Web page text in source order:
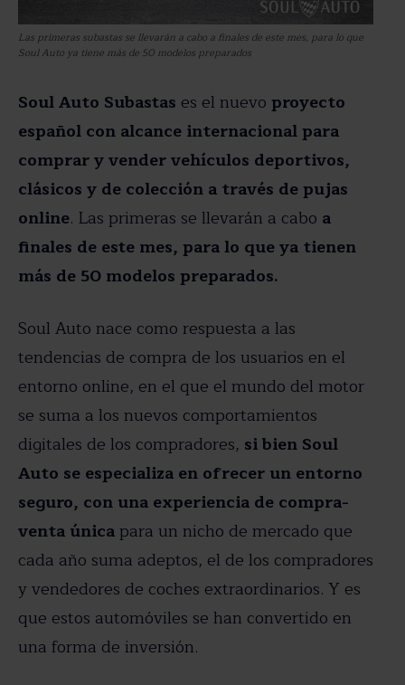
Las primeras subastas se llevarán a cabo a finales de este mes, para lo que
Soul Auto ya tiene más de 50 modelos preparados
Soul Auto Subastas es el nuevo proyecto
español con alcance internacional para
comprar y vender vehículos deportivos,
clásicos y de colección a través de pujas
online. Las primeras se llevarán a cabo a
finales de este mes, para lo que ya tienen
más de 50 modelos preparados.
Soul Auto nace como respuesta a las
tendencias de compra de los usuarios en el
entorno online, en el que el mundo del motor
se suma a los nuevos comportamientos
digitales de los compradores, si bien Soul
Auto se especializa en ofrecer un entorno
seguro, con una experiencia de compra-
venta única para un nicho de mercado que
cada año suma adeptos, el de los compradores
y vendedores de coches extraordinarios. Y es
que estos automóviles se han convertido en
una forma de inversión.